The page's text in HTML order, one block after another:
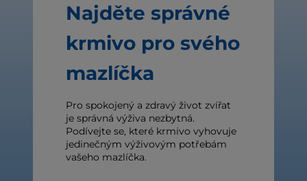
Najděte správné
krmivo pro svého
mazlíčka
Pro spokojený a zdravý život zvířat
je správná výživa nezbytná.
Podívejte se, které krmivo vyhovuje
jedinečným výživovým potřebám
vašeho mazlíčka.